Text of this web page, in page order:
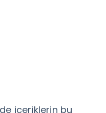
içeriklerin bu